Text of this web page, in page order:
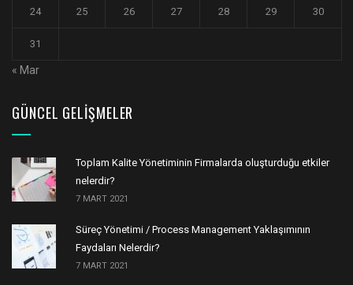
24 25 26 27 28 29 30
31
« Mar
GÜNCEL GELIŞMELER
Toplam Kalite Yönetiminin Firmalarda oluşturduğu etkiler
nelerdir?
7 MART 2021
Süreç Yönetimi / Process Management Yaklaşımının
Faydaları Nelerdir?
7 MART 2021